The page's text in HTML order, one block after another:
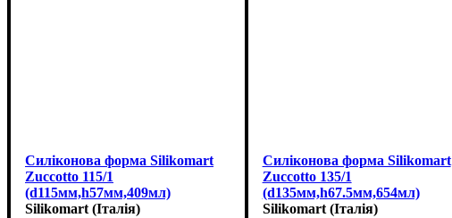
Силіконова форма Silikomart
Zuccotto 115/1
(d115мм,h57мм,409мл)
Silikomart (Італія)
Силіконова форма Silikomart
Zuccotto 135/1
(d135мм,h67.5мм,654мл)
Silikomart (Італія)